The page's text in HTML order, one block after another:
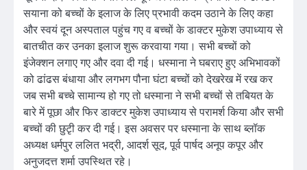
सयाना को बच्चों के इलाज के लिए प्रभावी कदम उठाने के लिए कहा
और स्वयं दून अस्पताल पहुंच गए व बच्चों के डाक्टर मुकेश उपाध्याय से
बातचीत कर उनका इलाज शुरू करवाया गया। सभी बच्चों को
इंजेक्शन लगाए गए और दवा दी गई। धस्माना ने घबराए हुए अभिभावकों
को ढांढस बंधाया और लगभग पौना घंटा बच्चों को देखरेख में रख कर
जब सभी बच्चे सामान्य हो गए तो धस्माना ने सभी बच्चों से तबियत के
बारे में पूछा और फिर डाक्टर मुकेश उपाध्याय से परामर्श किया और सभी
बच्चों की छुटृी कर दी गई। इस अवसर पर धस्माना के साथ ब्लॉक
अध्यक्ष धर्मपुर ललित भद्री, आदर्श सूद, पूर्व पार्षद अनूप कपूर और
अनुजदत्त शर्मा उपस्थित रहे।